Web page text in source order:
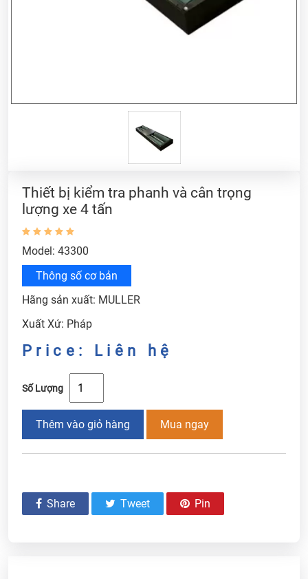
Thiết bị kiểm tra phanh và cân trọng
lượng xe 4 tấn
Model: 43300
Thông số cơ bản
Hãng sản xuất: MULLER
Xuất Xứ: Pháp
Price: Liên hệ
Số Lượng
Thêm vào giỏ hàng Mua ngay
Share Tweet Pin